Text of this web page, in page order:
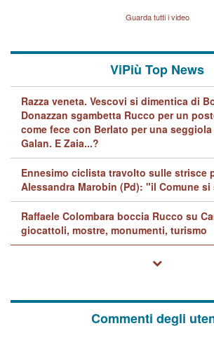
Lavarra: più avvincenti di
quelle di... Barbara D'UrsoGuarda tutti i video
ViPiù Top News
Razza veneta. Vescovi si dimentica di
Donazzan sgambetta Rucco per un
come fece con Berlato per una
Galan. E Zaia...?
Ennesimo ciclista travolto sulle strisce
Alessandra Marobin (Pd): "il Comune
Raffaele Colombara boccia Rucco su
giocattoli, mostre, monumenti, turismo
Commenti degli